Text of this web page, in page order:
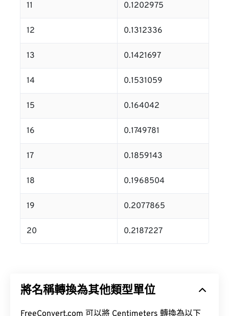
11 0.1202975
12 0.1312336
13 0.1421697
14 0.1531059
15 0.164042
16 0.1749781
17 0.1859143
18 0.1968504
19 0.2077865
20 0.2187227
將名稱轉換為其他類型單位